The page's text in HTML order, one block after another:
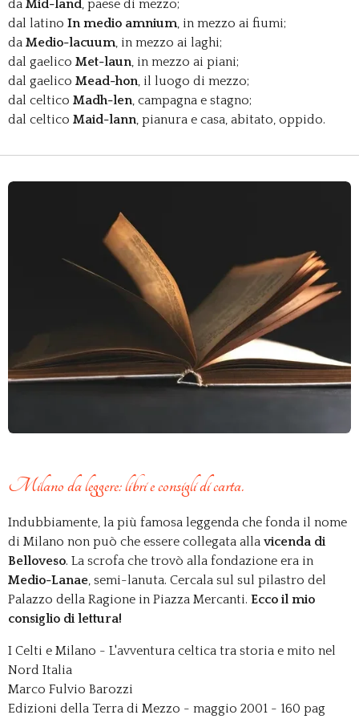
da Mid-land, paese di mezzo;
dal latino In medio amnium, in mezzo ai fiumi;
da Medio-lacuum, in mezzo ai laghi;
dal gaelico Met-laun, in mezzo ai piani;
dal gaelico Mead-hon, il luogo di mezzo;
dal celtico Madh-len, campagna e stagno;
dal celtico Maid-lann, pianura e casa, abitato, oppido.
Milano da leggere:libri econsigli di carta.
Indubbiamente, la più famosa leggenda che fonda il nome
di Milano non può che essere collegata alla vicenda di
Belloveso. La scrofa che trovò alla fondazione era in
Medio-Lanae, semi-lanuta. Cercala sul sul pilastro del
Palazzo della Ragione in Piazza Mercanti. Ecco il mio
consiglio di lettura!
I Celti e Milano - L'avventura celtica tra storia e mito nel
Nord Italia
Marco Fulvio Barozzi
Edizioni della Terra di Mezzo - maggio 2001 - 160 pag